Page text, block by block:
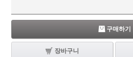
구매하기
장바구니